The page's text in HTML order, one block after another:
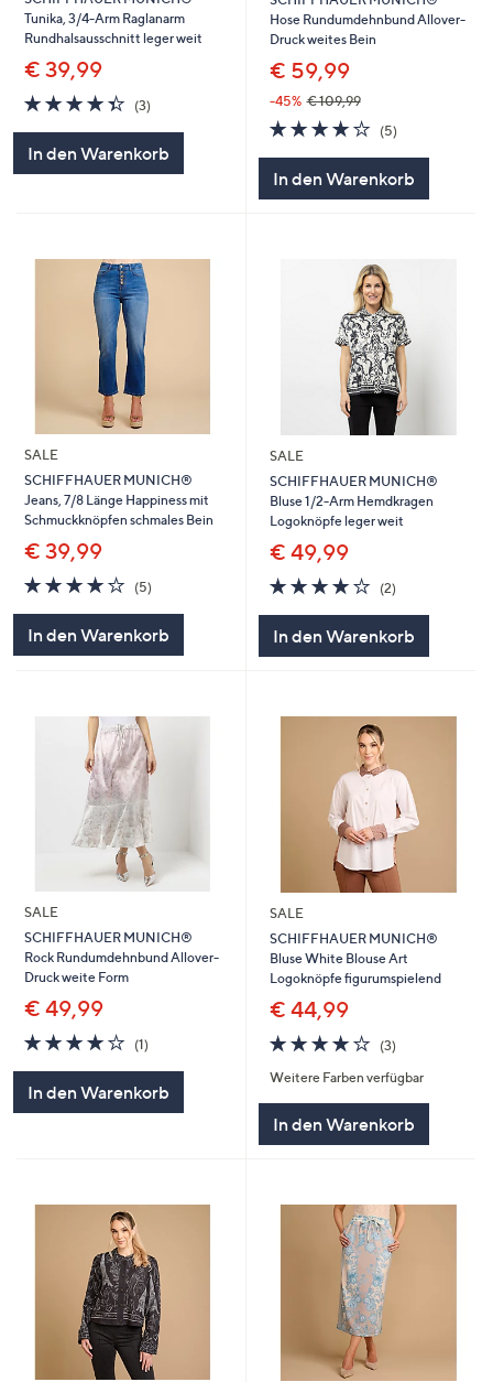
Tunika, 3/4-Arm Raglanarm
Rundhalsausschnitt leger weit
€ 39,99
4.3
von
(3)3
In den Warenkorb
Hose Rundumdehnbund Allover-
Druck weites Bein
€ 59,99
-45% € 109,99
4.2
von
(5)5
In den Warenkorb
SALE
SCHIFFHAUER MUNICH®
Jeans, 7/8 Länge Happiness mit
Schmuckknöpfen schmales Bein
€ 39,99
4.2
von
(5)5
In den Warenkorb
SALE
SCHIFFHAUER MUNICH®
Bluse 1/2-Arm Hemdkragen
Logoknöpfe leger weit
€ 49,99
4.0
von
(2)2
In den Warenkorb
SALE
SCHIFFHAUER MUNICH®
Rock Rundumdehnbund Allover-
Druck weite Form
€ 49,99
4.0
von
(1)1
In den Warenkorb
SALE
SCHIFFHAUER MUNICH®
Bluse White Blouse Art
Logoknöpfe figurumspielend
€ 44,99
4.0
von
5
(3)3
Weitere Farben verfügbar
In den Warenkorb